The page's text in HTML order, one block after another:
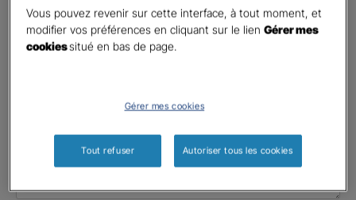
Téléphone*
United
Informations complémentaires (facultatif)
Vous pouvez revenir sur cette interface, à tout moment, et
modifier vos préférences en cliquant sur le lienGérer mes
cookiessitué en bas de page.
Gérer mes cookies
Tout refuser Autoriser tous les cookies